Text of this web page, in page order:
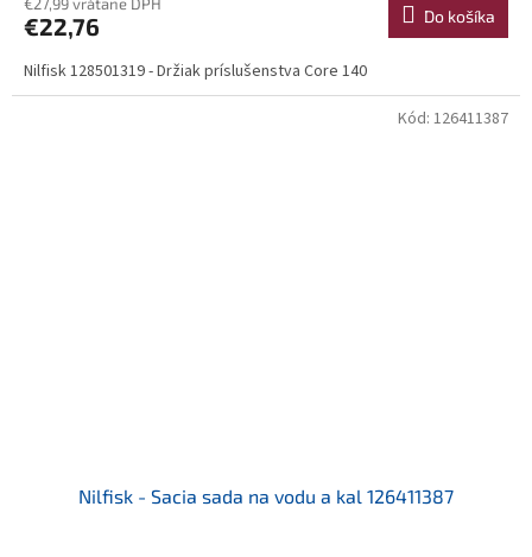
€22,76 Do košíka
Nilfisk 128501319 - Držiak príslušenstva Core 140
Nilfisk - Sacia sada na vodu a kal 126411387
Kód: 126411387